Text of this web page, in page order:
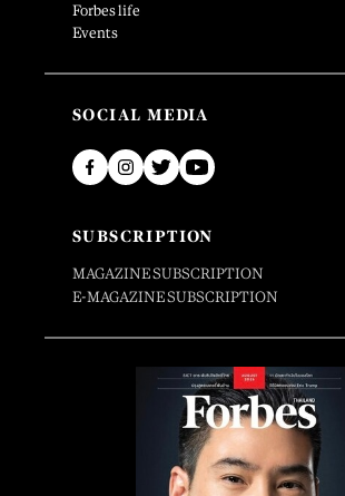
Forbes life
Events
SOCIAL MEDIA
SUBSCRIPTION
MAGAZINE SUBSCRIPTION
E-MAGAZINE SUBSCRIPTION